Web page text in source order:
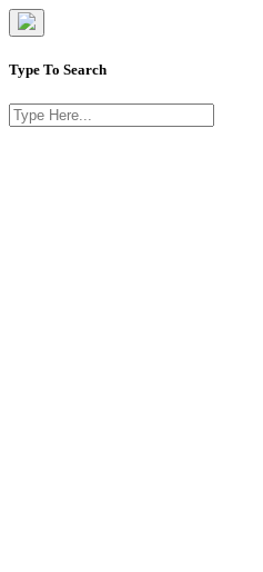
Type To Search